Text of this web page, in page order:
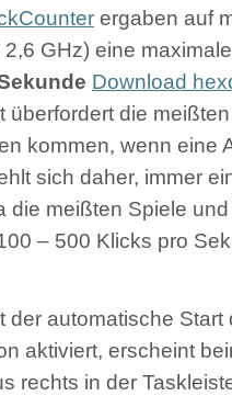
ergaben auf
GHz) eine
Download
überfordert die
kommen, wenn eine
sich daher, immer
die meißten Spiele
– 500 Klicks pro
der automatische Start
aktiviert, erscheint
rechts in der